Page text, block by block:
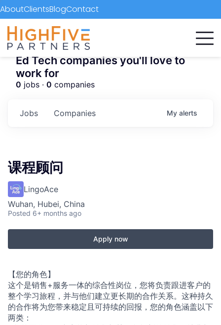
AboutClientsBlogContact
Ed Tech companies you'll love to
work for
0 jobs · 0 companies
Jobs Companies My alerts
课程顾问
LingoAce
Wuhan, Hubei, China
Posted 6+ months ago
Apply now
【您的角色】
这个是销售+服务一体的综合性岗位，您将负责跟进客户的
整个学习旅程，并与他们建立更长期的合作关系。这种持久
的合作将为您带来稳定且可持续的回报，您的角色涵盖以下
两类：